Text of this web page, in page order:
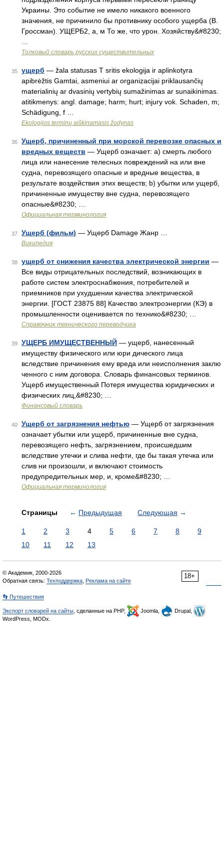
Украины. Это событие не имело никакого военного
значения, не причинило бы противнику особого ущерба (В.
Гроссман). УЩЕРБ2, а, м То же, что урон. Хозяйству&#8230;
Толковый словарь русских существительных
35 ущерб — žala statusas T sritis ekologija ir aplinkotyra
apibrėžtis Gamtai, asmeniui ar organizacijai priklausančių
materialinių ar dvasinių vertybių sumažinimas ar sunaikinimas.
atitikmenys: angl. damage; harm; hurt; injury vok. Schaden, m;
Schädigung, f …
Ekologijos terminų aiškinamasis žodynas
36
Ущерб, причиненный при морской перевозке опасных и
вредных веществ — Ущерб означает: a) смерть любого
лица или нанесение телесных повреждений на или вне
судна, перевозящего опасные и вредные вещества, в
результате воздействия этих веществ; b) убытки или ущерб,
причиненные имуществу вне судна, перевозящего
опасные&#8230; …
Официальная терминология
37 Ущерб (фильм) — Ущерб Damage Жанр …
Википедия
38 ущерб от снижения качества электрической энергии —
Все виды отрицательных последствий, возникающих в
работе систем электроснабжения, потребителей и
приемников при ухудшении качества электрической
энергии. [ГОСТ 23875 88] Качество электроэнергии (КЭ) в
промышленности оценивается по технико&#8230; …
Справочник технического переводчика
39 УЩЕРБ ИМУЩЕСТВЕННЫЙ — ущерб, нанесенный
имуществу физического или юри дического лица
вследствие причинения ему вреда или неисполнения заклю
ченного с ним договора. Словарь финансовых терминов.
Ущерб имущественный Потеря имущества юридических и
физических лиц,&#8230; …
Финансовый словарь
40 Ущерб от загрязнения нефтью — Ущерб от загрязнения
означает убытки или ущерб, причиненные вне судна,
перевозящего нефть, загрязнением, происшедшим
вследствие утечки и слива нефти, где бы такая утечка или
слив ни произошли, и включают стоимость
предупредительных мер, и, кроме&#8230; …
Официальная терминология
Страницы ← Предыдущая Следующая →
1 2 3 4 5 6 7 8
9
10
11 12 13
18+
© Академик, 2000-2026
Обратная связь: Техподдержка Реклама на сайте
👣 Путешествия
Экспорт словарей на сайты , сделанные на PHP, Joomla,
Drupal,
WordPress, MODx.